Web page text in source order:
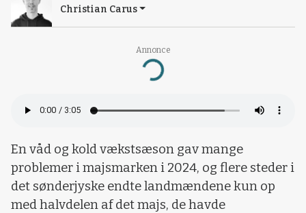
Annonce
Loading...
Christian Carus
En våd og kold vækstsæson gav mange
problemer i majsmarken i 2024, og flere steder i
det sønderjyske endte landmændene kun op
med halvdelen af det majs, de havde